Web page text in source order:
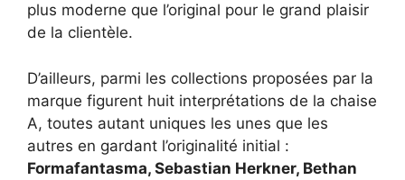
plus moderne que l’original pour le grand plaisir
de la clientèle.
D’ailleurs, parmi les collections proposées par la
marque figurent huit interprétations de la chaise
A, toutes autant uniques les unes que les
autres en gardant l’originalité initial :
Formafantasma, Sebastian Herkner, Bethan